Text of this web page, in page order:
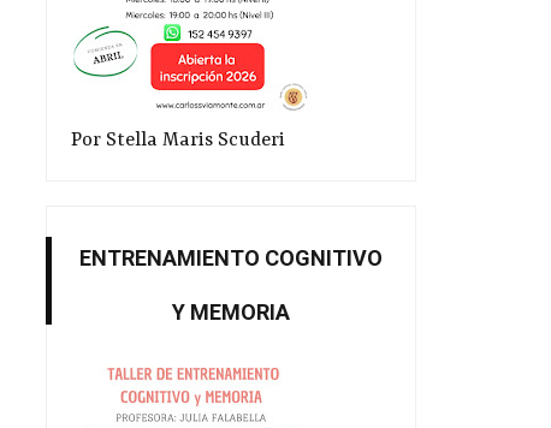
Por Stella Maris Scuderi
ENTRENAMIENTO COGNITIVO
Y MEMORIA